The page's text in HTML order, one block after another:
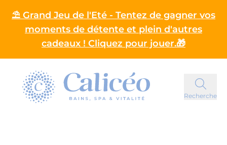
⛱️ Grand Jeu de l'Eté - Tentez de gagner vos
moments de détente et plein d'autres
cadeaux ! Cliquez pour jouer.🎁
Homepage Recherche